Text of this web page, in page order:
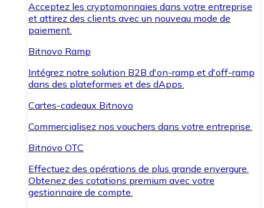
Acceptez les cryptomonnaies dans votre entreprise
et attirez des clients avec un nouveau mode de
paiement.
Bitnovo Ramp
Intégrez notre solution B2B d'on-ramp et d'off-ramp
dans des plateformes et des dApps.
Cartes-cadeaux Bitnovo
Commercialisez nos vouchers dans votre entreprise.
Bitnovo OTC
Effectuez des opérations de plus grande envergure.
Obtenez des cotations premium avec votre
gestionnaire de compte.